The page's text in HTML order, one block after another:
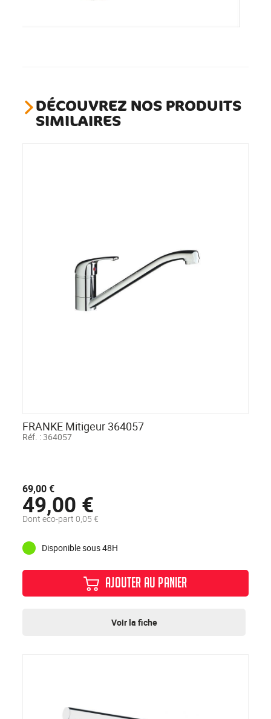
DÉCOUVREZ NOS PRODUITS
SIMILAIRES
FRANKE Mitigeur 364057
Réf. :364057
69,00 €
49,00 €
Dont eco-part 0,05 €
Disponible sous 48H
AJOUTER AU PANIER
Voir la fiche